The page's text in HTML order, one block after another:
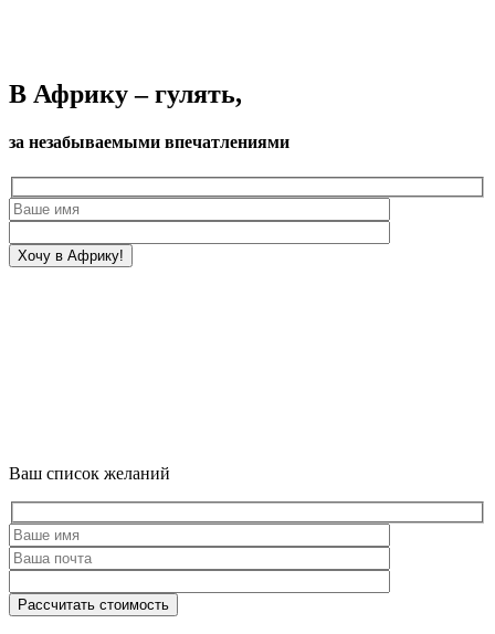
В Африку – гулять,
за незабываемыми впечатлениями
Ваш список желаний